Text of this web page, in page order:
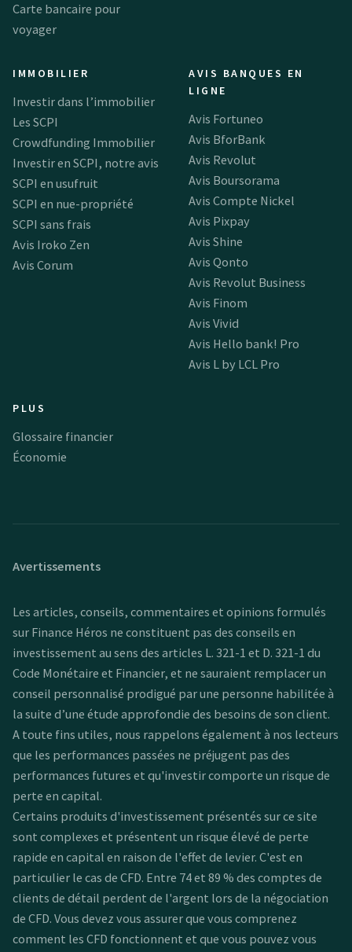
Carte bancaire pour
voyager
IMMOBILIER
Investir dans l’immobilier
Les SCPI
Crowdfunding Immobilier
Investir en SCPI, notre avis
SCPI en usufruit
SCPI en nue-propriété
SCPI sans frais
Avis Iroko Zen
Avis Corum
AVIS BANQUES EN
LIGNE
Avis Fortuneo
Avis BforBank
Avis Revolut
Avis Boursorama
Avis Compte Nickel
Avis Pixpay
Avis Shine
Avis Qonto
Avis Revolut Business
Avis Finom
Avis Vivid
Avis Hello bank! Pro
Avis L by LCL Pro
PLUS
Glossaire financier
Économie
Avertissements
Les articles, conseils, commentaires et opinions formulés
sur Finance Héros ne constituent pas des conseils en
investissement au sens des articles L. 321-1 et D. 321-1 du
Code Monétaire et Financier, et ne sauraient remplacer un
conseil personnalisé prodigué par une personne habilitée à
la suite d’une étude approfondie des besoins de son client.
A toute fins utiles, nous rappelons également à nos lecteurs
que les performances passées ne préjugent pas des
performances futures et qu'investir comporte un risque de
perte en capital.
Certains produits d'investissement présentés sur ce site
sont complexes et présentent un risque élevé de perte
rapide en capital en raison de l'effet de levier. C'est en
particulier le cas de CFD. Entre 74 et 89 % des comptes de
clients de détail perdent de l'argent lors de la négociation
de CFD. Vous devez vous assurer que vous comprenez
comment les CFD fonctionnent et que vous pouvez vous